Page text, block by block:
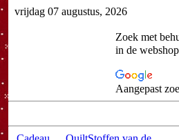
vrijdag 07 augustus, 2026
Zoek met
in de
Aangepast